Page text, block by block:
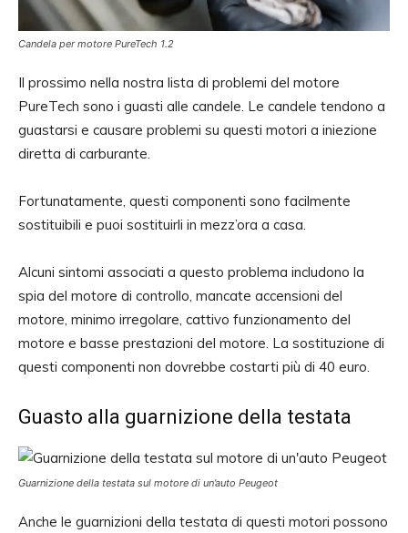
Candela per motore PureTech 1.2
Il prossimo nella nostra lista di problemi del motore
PureTech sono i guasti alle candele. Le candele tendono a
guastarsi e causare problemi su questi motori a iniezione
diretta di carburante.
Fortunatamente, questi componenti sono facilmente
sostituibili e puoi sostituirli in mezz’ora a casa.
Alcuni sintomi associati a questo problema includono la
spia del motore di controllo, mancate accensioni del
motore, minimo irregolare, cattivo funzionamento del
motore e basse prestazioni del motore. La sostituzione di
questi componenti non dovrebbe costarti più di 40 euro.
Guasto alla guarnizione della testata
Guarnizione della testata sul motore di un’auto Peugeot
Anche le guarnizioni della testata di questi motori possono